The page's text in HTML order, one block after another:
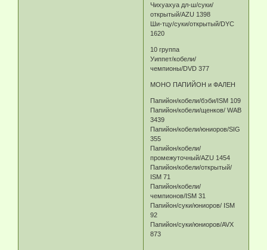
Чихуахуа дл-ш/суки/
открытый/AZU 1398
Ши-тцу/суки/открытый/DYC
1620
10 группа
Уиппет/кобели/
чемпионы/DVD 377
МОНО ПАПИЙОН и ФАЛЕН
Папийон/кобели/бэби/ISM 109
Папийон/кобели/щенков/ WAB
3439
Папийон/кобели/юниоров/SIG
355
Папийон/кобели/
промежуточный/AZU 1454
Папийон/кобели/открытый/
ISM 71
Папийон/кобели/
чемпионов/ISM 31
Папийон/суки/юниоров/ ISM
92
Папийон/суки/юниоров/AVX
873